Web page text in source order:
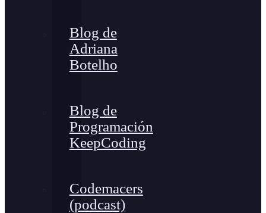
Blog de
Adriana
Botelho
Blog de
Programación
KeepCoding
Codemacers
(podcast)